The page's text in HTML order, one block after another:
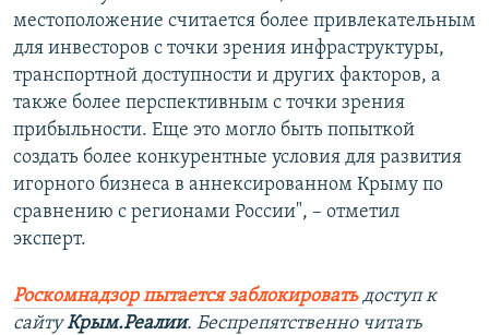
местоположение считается более привлекательным
для инвесторов с точки зрения инфраструктуры,
транспортной доступности и других факторов, а
также более перспективным с точки зрения
прибыльности. Еще это могло быть попыткой
создать более конкурентные условия для развития
игорного бизнеса в аннексированном Крыму по
сравнению с регионами России", – отметил
эксперт.
Роскомнадзор пытается заблокировать доступ к
сайтуКрым.Реалии. Беспрепятственно читать